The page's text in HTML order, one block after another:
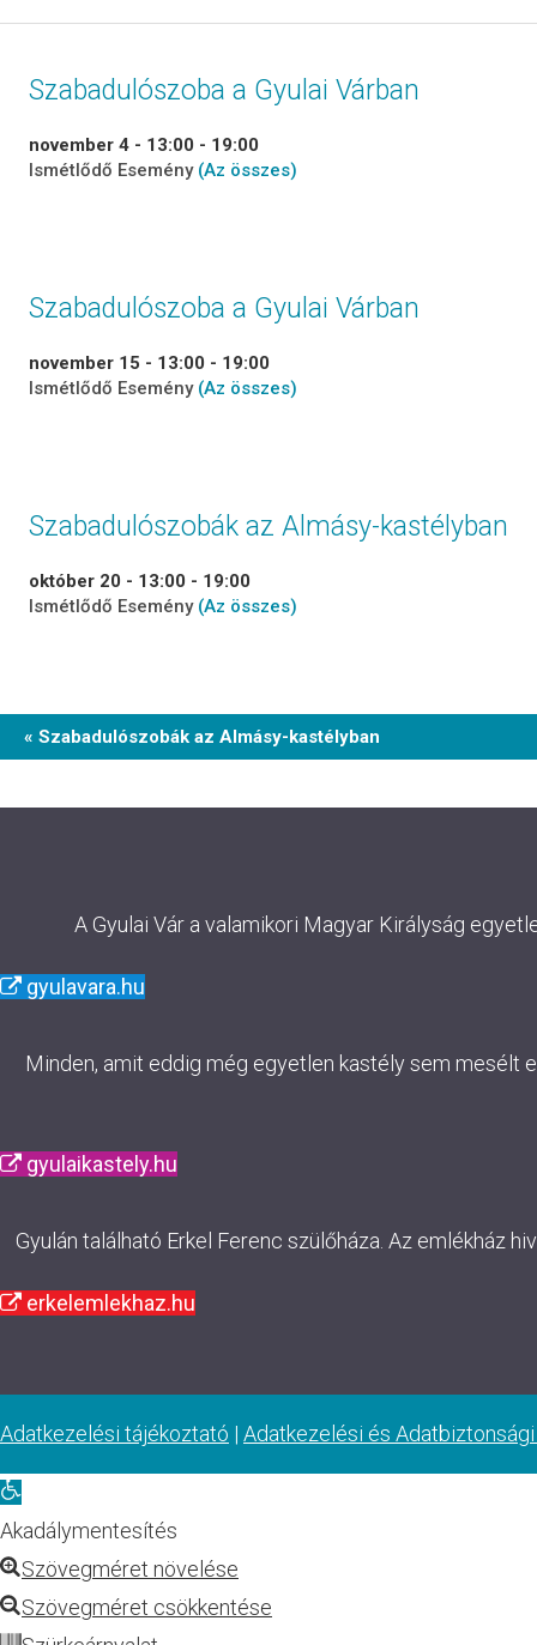
Szabadulószoba a Gyulai Várban
november 4 - 13:00 - 19:00
Ismétlődő Esemény (Az összes)
Szabadulószoba a Gyulai Várban
november 15 - 13:00 - 19:00
Ismétlődő Esemény (Az összes)
Szabadulószobák az Almásy-kastélyban
október 20 - 13:00 - 19:00
Ismétlődő Esemény (Az összes)
Event
« Szabadulószobák az Almásy-kastélyban
A Gyulai Vár a valamikori Magyar Királyság
gyulavara.hu
Minden, amit eddig még egyetlen kastély sem mesélt
gyulaikastely.hu
Gyulán található Erkel Ferenc szülőháza. Az emlékház
erkelemlekhaz.hu
Adatkezelési tájékoztató | Adatkezelési és
Eszköztár
megnyitása
Akadálymentesítés
Szövegméret növelése
Szövegméret csökkentése